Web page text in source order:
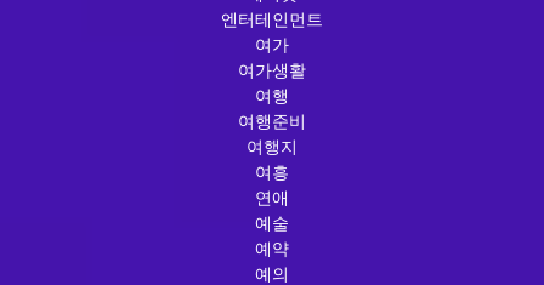
엔터테인먼트
여가
여가생활
여행
여행준비
여행지
여흥
연애
예술
예약
예의